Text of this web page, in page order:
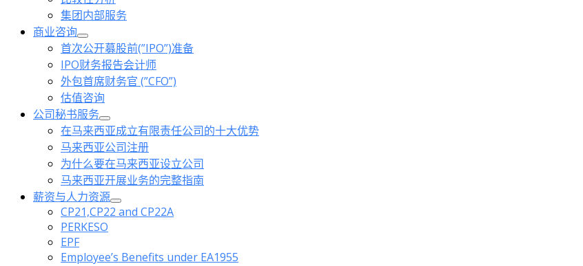
集团内部服务
商业咨询
首次公开募股前(”IPO”)准备
IPO财务报告会计师
外包首席财务官 (”CFO”)
估值咨询
公司秘书服务
在马来西亚成立有限责任公司的十大优势
马来西亚公司注册
为什么要在马来西亚设立公司
马来西亚开展业务的完整指南
薪资与人力资源
CP21,CP22 and CP22A
PERKESO
EPF
Employee’s Benefits under EA1955